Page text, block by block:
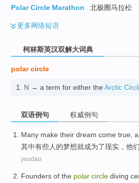
Polar Circle Marathon
北极圈马拉松
更多网络短语
柯林斯英汉双解大词典
polar circle
1. N → a term for either the Arctic
双语例句 权威例句
Many make their dream come true ,
其中有些人 的梦想就成为了现实 ， 他
youdao
Founders of the polar circle diving